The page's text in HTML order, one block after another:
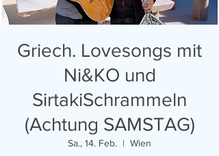
Griech. Lovesongs mit
Ni&KO und
SirtakiSchrammeln
(Achtung SAMSTAG)
Sa., 14. Feb.
  |
Wien